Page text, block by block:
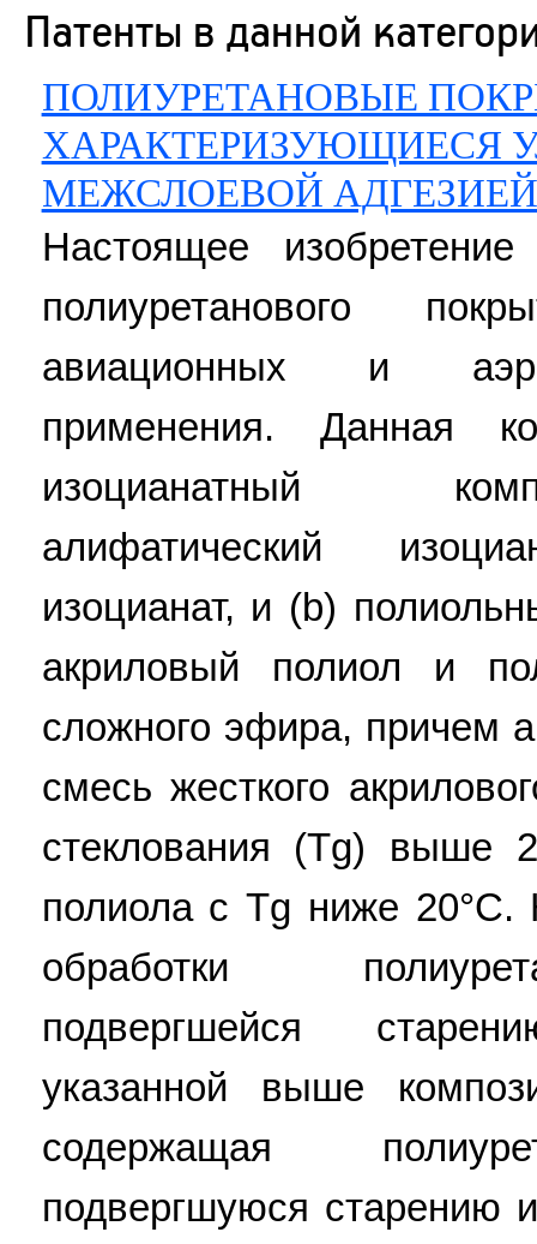
Патенты в данной
ПОЛИУРЕТАНОВЫЕ
ХАРАКТЕРИЗУЮЩИЕСЯ
МЕЖСЛОЕВОЙ АДГЕЗИЕЙ
Настоящее
полиуретанового
авиационных и
применения. Данная
изоцианатный
алифатический
изоцианат, и (b)
акриловый полиол и
сложного эфира, причем
смесь жесткого
стеклования (Tg) выше
полиола с Tg ниже 20°С.
обработки
подвергшейся
указанной выше
содержащая
подвергшуюся старению